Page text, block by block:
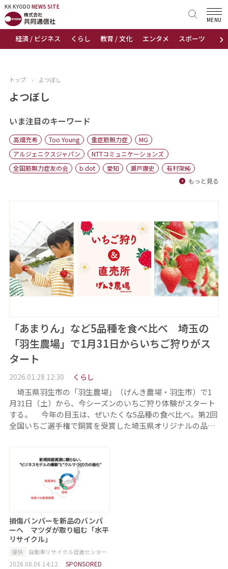
KK KYODO NEWS SITE
›
経済 / ビジネス くらし 教育 / 文化 エンタメ スポーツ 地域
MENU
KK KYODONEWS SITE
トップページ
ニュース
おすすめコンテンツ
出版物
会社概要
トップ › よつぼし
よつぼし
いま注目のキーワード
高畑充希 Too Young 重症筋無力症
MG
アルジェニクスジャパン
NTTコミュニケーションズ
全国筋無力症友の会
b.dot 愛知 瀬戸康史
有村架純
もっと見る
「あまりん」など5品種を食べ比べ 埼玉の
「羽生農場」で1月31日からいちご狩りがス
タート
2026.01.28 12:30 くらし
埼玉県羽生市の「羽生農場」（げんき農場・羽生市）で1
月31日（土）から、今シーズンのいちご狩り体験がスタート
する。 今年の目玉は、ぜいたくな5品種の食べ比べ。第2回
全国いちご選手権で銅賞を受賞した埼玉県オリジナルの品…
損傷バンパーを新品のバンパ
ーへ マツダが取り組む「水平
リサイクル」
提供 自動車リサイクル促進センター
2026.08.06 14:12 SPONSORED